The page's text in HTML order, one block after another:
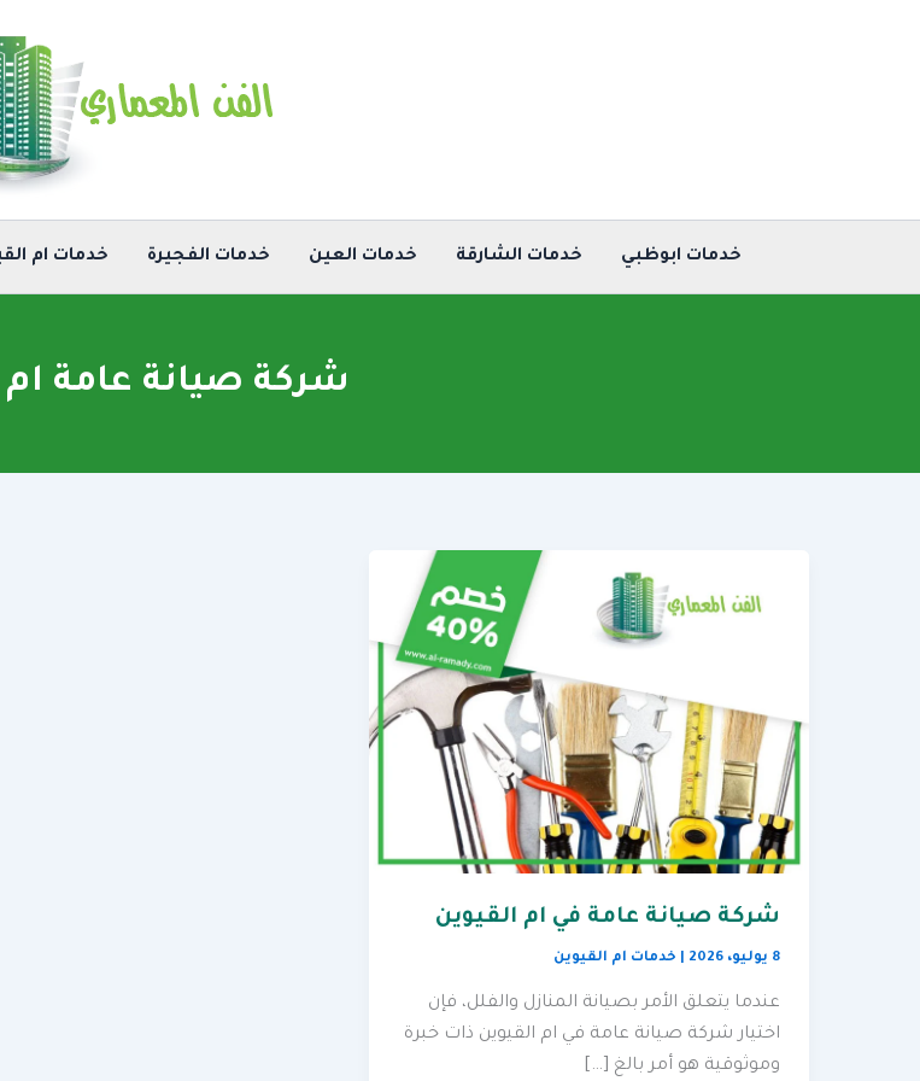
خدمات ابوظبي خدمات الشارقة خدمات العين خدمات الفجيرة خدمات ام
شركة صيانة عامة ام
شركة صيانة عامة في ام القيوين
8 يوليو، 2026 خدمات ام القيوين
عندما يتعلق الأمر بصيانة المنازل والفلل، فإن
اختيار شركة صيانة عامة في ام القيوين ذات خبرة
وموثوقية هو أمر بالغ […]